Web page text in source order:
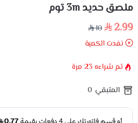
ملصق حديد 3m توم
2.99
10
نفدت الكمية
تم شراءه 23 مرة
المتبقي 0